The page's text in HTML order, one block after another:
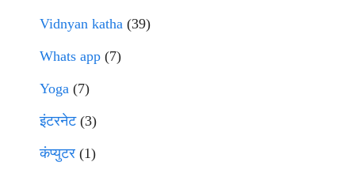
Vidnyan katha (39)
Whats app (7)
Yoga (7)
इंटरनेट(3)
कंप्युटर (1)